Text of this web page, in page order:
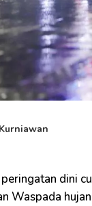
dini
Waspada